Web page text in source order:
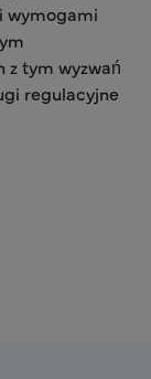
wymogami
z tym wyzwań
regulacyjne